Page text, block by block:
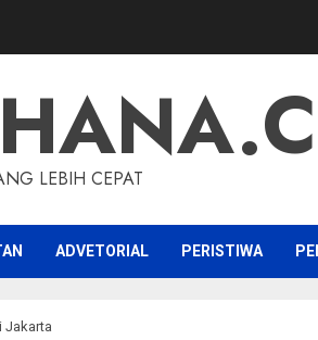
LEBIH CEPAT
ADVETORIAL PERISTIWA
Jakarta